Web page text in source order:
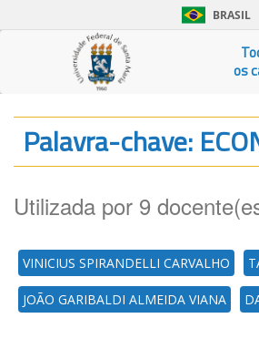
BRASIL
os
Palavra-chave:
Utilizada por 9
VINICIUS SPIRANDELLI CARVALHO
JOÃO GARIBALDI ALMEIDA VIANA